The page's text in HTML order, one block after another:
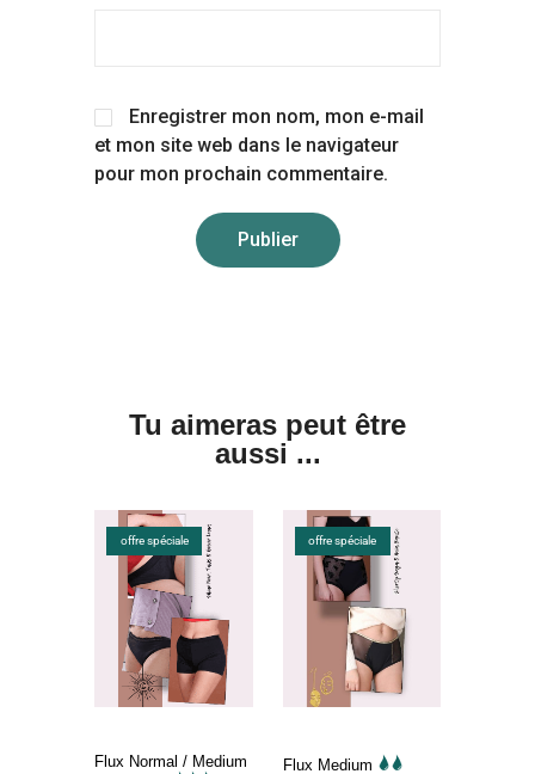
Enregistrer mon nom, mon e-mail
et mon site web dans le navigateur
pour mon prochain commentaire.
Tu aimeras peut être
aussi ...
offre spéciale
Flux Normal / Medium
offre spéciale
Flux Medium